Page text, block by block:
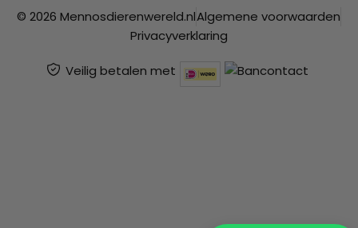
© 2026 Mennosdierenwereld.nlAlgemene voorwaarden
Privacyverklaring
Veilig betalen met